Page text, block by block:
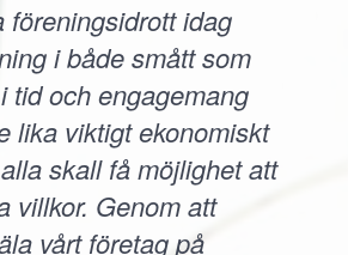
föreningsidrott idag
i både smått som
tid och engagemang
lika viktigt ekonomiskt
skall få möjlighet att
villkor. Genom att
vårt företag på